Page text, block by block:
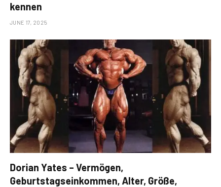
kennen
JUNE 17, 2025
Dorian Yates – Vermögen,
Geburtstagseinkommen, Alter, Größe,